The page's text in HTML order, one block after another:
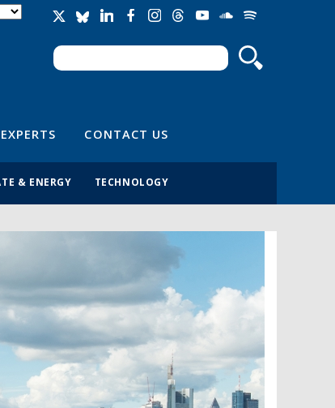
Search form
Search
EXPERTS CONTACT US
& ENERGY TECHNOLOGY